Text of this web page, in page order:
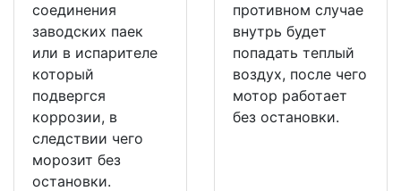
соединения
заводских паек
или в испарителе
который
подвергся
коррозии, в
следствии чего
морозит без
остановки.
противном случае
внутрь будет
попадать теплый
воздух, после чего
мотор работает
без остановки.